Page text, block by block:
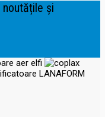
noutățile și